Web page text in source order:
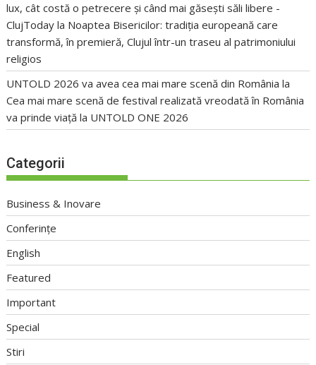
lux, cât costă o petrecere și când mai găsești săli libere -
ClujToday la Noaptea Bisericilor: tradiția europeană care
transformă, în premieră, Clujul într-un traseu al patrimoniului
religios
UNTOLD 2026 va avea cea mai mare scenă din România la
Cea mai mare scenă de festival realizată vreodată în România
va prinde viață la UNTOLD ONE 2026
Categorii
Business & Inovare
Conferințe
English
Featured
Important
Special
Stiri